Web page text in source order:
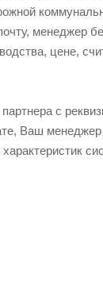
менеджер
цене,
с
Ваш